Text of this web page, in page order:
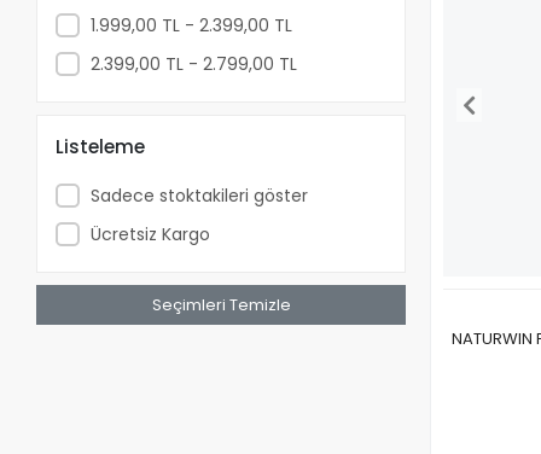
Hazera Tohum
Hektaş Areo Tohum
İstanbul Tarım
Metgen Tohum
Mitofarm Tohumculuk
Multi Tohum
1.999,00 TL - 2.399,00 TL
2.399,00 TL - 2.799,00 TL
Listeleme
Sadece stoktakileri göster
Ücretsiz Kargo
Seçimleri Temizle
NATURWIN